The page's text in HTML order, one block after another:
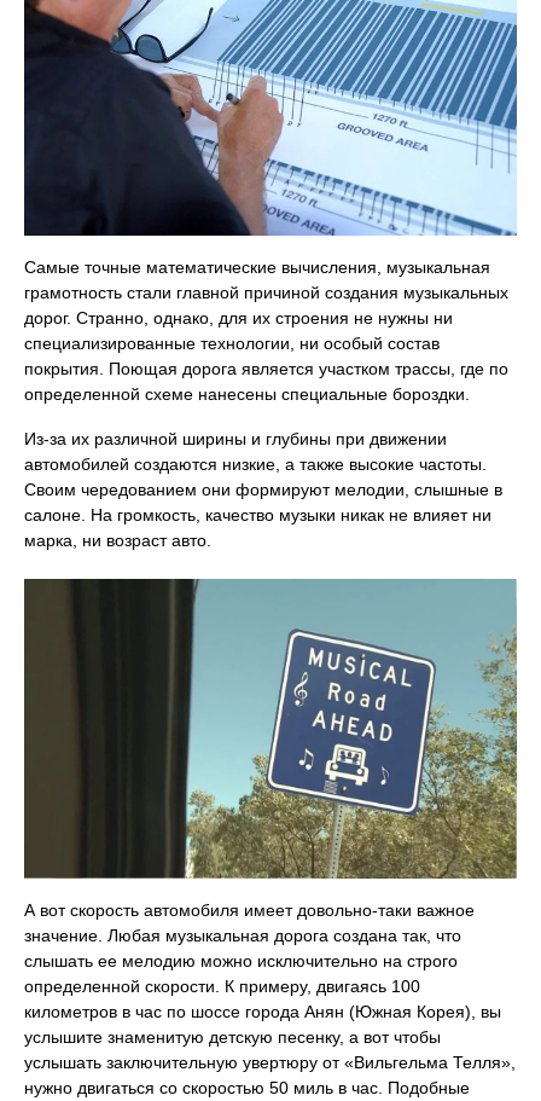
Самые точные математические вычисления, музыкальная
грамотность стали главной причиной создания музыкальных
дорог. Странно, однако, для их строения не нужны ни
специализированные технологии, ни особый состав
покрытия. Поющая дорога является участком трассы, где по
определенной схеме нанесены специальные бороздки.
Из-за их различной ширины и глубины при движении
автомобилей создаются низкие, а также высокие частоты.
Своим чередованием они формируют мелодии, слышные в
салоне. На громкость, качество музыки никак не влияет ни
марка, ни возраст авто.
А вот скорость автомобиля имеет довольно-таки важное
значение. Любая музыкальная дорога создана так, что
слышать ее мелодию можно исключительно на строго
определенной скорости. К примеру, двигаясь 100
километров в час по шоссе города Анян (Южная Корея), вы
услышите знаменитую детскую песенку, а вот чтобы
услышать заключительную увертюру от «Вильгельма Телля»,
нужно двигаться со скоростью 50 миль в час. Подобные